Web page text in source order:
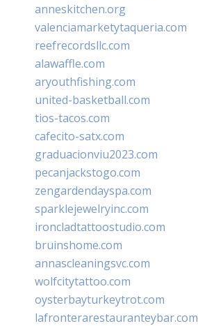
anneskitchen.org
valenciamarketytaqueria.com
reefrecordsllc.com
alawaffle.com
aryouthfishing.com
united-basketball.com
tios-tacos.com
cafecito-satx.com
graduacionviu2023.com
pecanjackstogo.com
zengardendayspa.com
sparklejewelryinc.com
ironcladtattoostudio.com
bruinshome.com
annascleaningsvc.com
wolfcitytattoo.com
oysterbayturkeytrot.com
lafronterarestauranteybar.com